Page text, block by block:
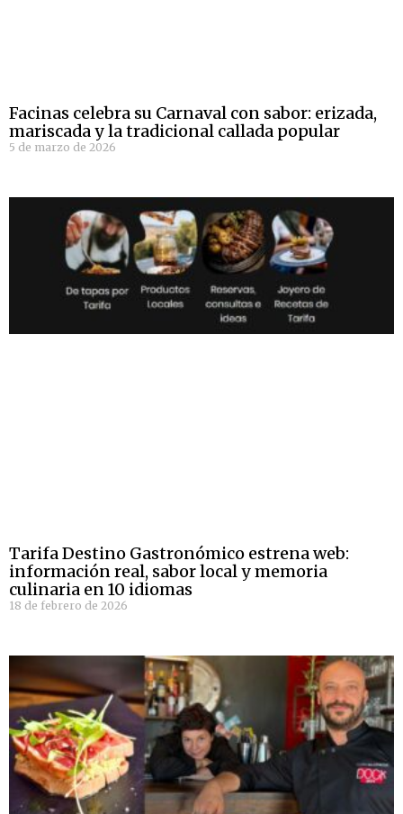
Facinas celebra su Carnaval con sabor: erizada,
mariscada y la tradicional callada popular
5 de marzo de 2026
Tarifa Destino Gastronómico estrena web:
información real, sabor local y memoria
culinaria en 10 idiomas
18 de febrero de 2026